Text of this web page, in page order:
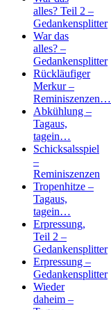
alles? Teil 2 –
Gedankensplitter
War das
alles? –
Gedankensplitter
Rückläufiger
Merkur –
Reminiszenzen…
Abkühlung –
Tagaus,
tagein…
Schicksalsspiel
–
Reminiszenzen
Tropenhitze –
Tagaus,
tagein…
Erpressung,
Teil 2 –
Gedankensplitter
Erpressung –
Gedankensplitter
Wieder
daheim –